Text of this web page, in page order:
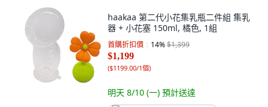
haakaa 第二代小花集乳瓶二件組 集乳
器 + 小花塞 150ml, 橘色, 1組
首購折扣價 14%$1,399
$1,199
($1199.00/1個)
明天 8/10 (一) 預計送達